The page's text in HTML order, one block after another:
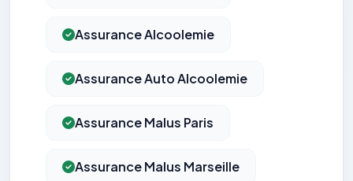
Assurance Alcoolemie
Assurance Auto Alcoolemie
Assurance Malus Paris
Assurance Malus Marseille